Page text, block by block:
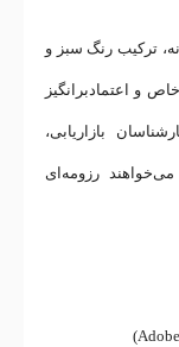
ترکیب رنگ سبز و
و اعتماد‌برانگیز
بازاریابی،
رزومه‌ای